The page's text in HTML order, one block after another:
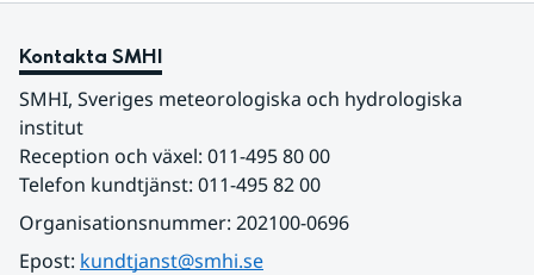
Kontakta SMHI
SMHI, Sveriges meteorologiska och hydrologiska
institut
Reception och växel: 011-495 80 00
Telefon kundtjänst: 011-495 82 00
Organisationsnummer: 202100-0696
Epost: kundtjanst@smhi.se